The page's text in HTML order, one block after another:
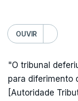
OUVIR
"O tribunal
para diferimento
[Autoridade